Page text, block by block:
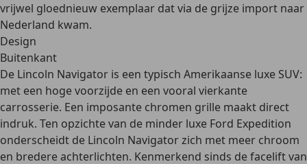
vrijwel gloednieuw exemplaar dat via de grijze import naar
Nederland kwam.
Design
Buitenkant
De Lincoln Navigator is een typisch Amerikaanse luxe SUV:
met een hoge voorzijde en een vooral vierkante
carrosserie. Een imposante chromen grille maakt direct
indruk. Ten opzichte van de minder luxe Ford Expedition
onderscheidt de Lincoln Navigator zich met meer chroom
en bredere achterlichten. Kenmerkend sinds de facelift van